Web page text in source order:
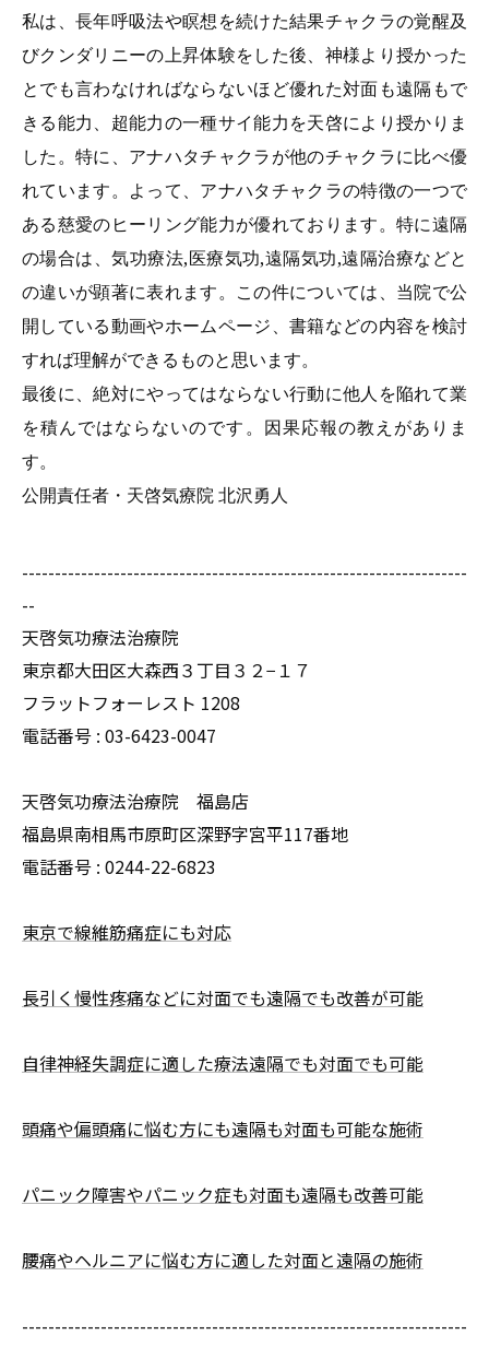
私は、長年呼吸法や瞑想を続けた結果チャクラの覚醒及
びクンダリニーの上昇体験をした後、神様より授かった
とでも言わなければならないほど優れた対面も遠隔もで
きる能力、超能力の一種サイ能力を天啓により授かりま
した。特に、アナハタチャクラが他のチャクラに比べ優
れています。よって、アナハタチャクラの特徴の一つで
ある慈愛のヒーリング能力が優れております。特に遠隔
の場合は、気功療法,医療気功,遠隔気功,遠隔治療などと
の違いが顕著に表れます。この件については、当院で公
開している動画やホームページ、書籍などの内容を検討
すれば理解ができるものと思います。
最後に、絶対にやってはならない行動に他人を陥れて業
を積んではならないのです。因果応報の教えがありま
す。
公開責任者・天啓気療院 北沢勇人
--------------------------------------------------------------------
--
天啓気功療法治療院
東京都大田区大森西３丁目３２−１７
フラットフォーレスト 1208
電話番号 : 03-6423-0047
天啓気功療法治療院 福島店
福島県南相馬市原町区深野字宮平117番地
電話番号 : 0244-22-6823
東京で線維筋痛症にも対応
長引く慢性疼痛などに対面でも遠隔でも改善が可能
自律神経失調症に適した療法遠隔でも対面でも可能
頭痛や偏頭痛に悩む方にも遠隔も対面も可能な施術
パニック障害やパニック症も対面も遠隔も改善可能
腰痛やヘルニアに悩む方に適した対面と遠隔の施術
--------------------------------------------------------------------